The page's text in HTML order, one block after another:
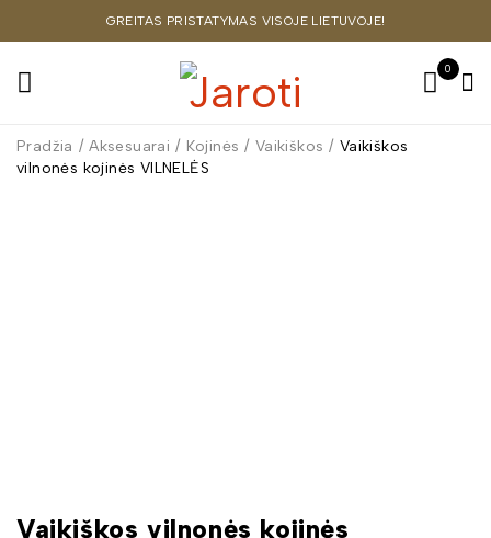
GREITAS PRISTATYMAS VISOJE LIETUVOJE!
0
Pradžia / Aksesuarai / Kojinės / Vaikiškos / Vaikiškos
vilnonės kojinės VILNELĖS
Vaikiškos vilnonės kojinės